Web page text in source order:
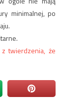
minimalnej, po
twierdzenia, że